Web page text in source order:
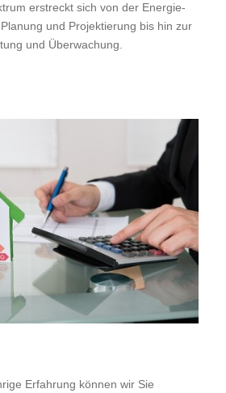
erstreckt sich von der Energie-
und Projektierung bis hin zur
und Überwachung.
Erfahrung können wir Sie